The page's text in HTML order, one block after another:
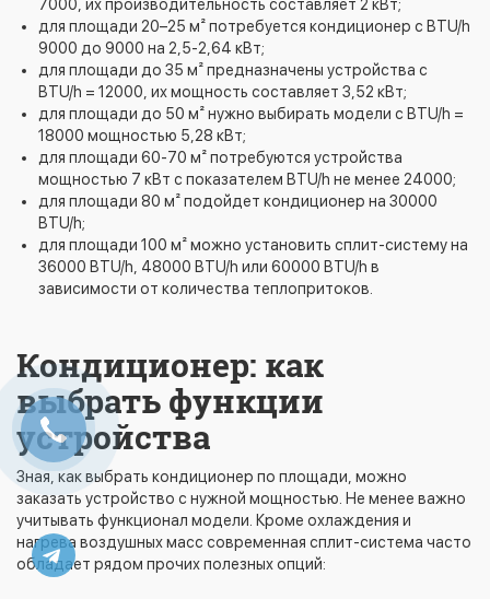
7000, их производительность составляет 2 кВт;
для площади 20–25 м² потребуется кондиционер с BTU/h
9000 до 9000 на 2,5-2,64 кВт;
для площади до 35 м² предназначены устройства с
BTU/h = 12000, их мощность составляет 3,52 кВт;
для площади до 50 м² нужно выбирать модели с BTU/h =
18000 мощностью 5,28 кВт;
для площади 60-70 м² потребуются устройства
мощностью 7 кВт с показателем BTU/h не менее 24000;
для площади 80 м² подойдет кондиционер на 30000
BTU/h;
для площади 100 м² можно установить сплит-систему на
36000 BTU/h, 48000 BTU/h или 60000 BTU/h в
зависимости от количества теплопритоков.
Кондиционер: как
выбрать функции
устройства
Зная, как выбрать кондиционер по площади, можно
заказать устройство с нужной мощностью. Не менее важно
учитывать функционал модели. Кроме охлаждения и
нагрева воздушных масс современная сплит-система часто
обладает рядом прочих полезных опций: